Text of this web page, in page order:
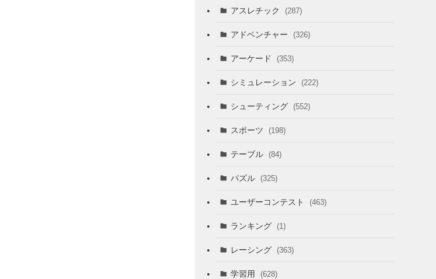
アスレチック (287)
アドベンチャー (326)
アーケード (353)
シミュレーション (222)
シューティング (552)
スポーツ (198)
テーブル (84)
パズル (325)
ユーザーコンテスト (463)
ランキング (1)
レーシング (363)
学習用 (628)